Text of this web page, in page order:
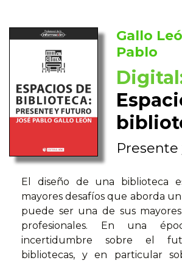
Gallo
Pablo
El diseño de una biblioteca
mayores desafíos que aborda
puede ser una de sus mayores
profesionales. En una
incertidumbre sobre el
bibliotecas, y en particular